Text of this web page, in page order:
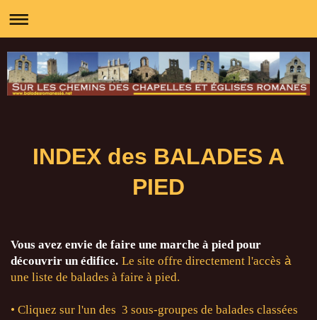
INDEX des BALADES A
PIED
Vous avez envie de faire une marche à pied pour
découvrir un édifice. Le site offre directement l'accès à
une liste de balades à faire à pied.
• Cliquez sur l'un des 3 sous-groupes de balades classées